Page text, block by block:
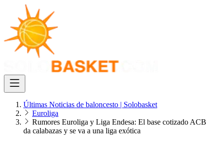
Últimas Noticias de baloncesto | Solobasket
Euroliga
Rumores Euroliga y Liga Endesa: El base cotizado ACB
da calabazas y se va a una liga exótica